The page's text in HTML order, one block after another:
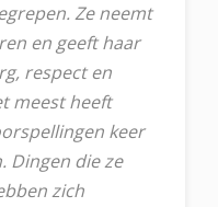
Ze neemt
en geeft haar
respect en
meest heeft
keer
Dingen die ze
zich